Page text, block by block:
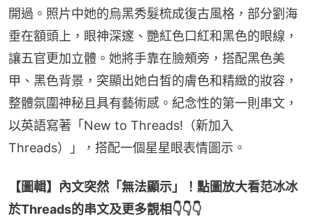
開過。照片中她的烏黑秀髮梳成復古風格，部分劉海
垂在額頭上，眼神深邃、艷紅色口紅和黑色的眼線，
讓五官更加立體。她將手靠在臉頰旁，搭配黑色美
甲、黑色背景，突顯出她白皙的膚色和精緻的妝容，
整體氛圍神秘且具有藝術感。紀念性的第一則串文，
以英語寫著「New to Threads!（新加入
Threads）」，搭配一個星星眼表情圖示。
【圖輯】內文突然「無法顯示」！點圖放大看范冰冰
於Threads的串文及更多靚相👇👇👇